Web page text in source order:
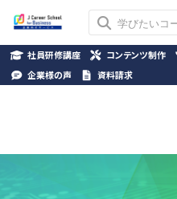
社員研修講座 コンテンツ制作
企業様の声
資料請求